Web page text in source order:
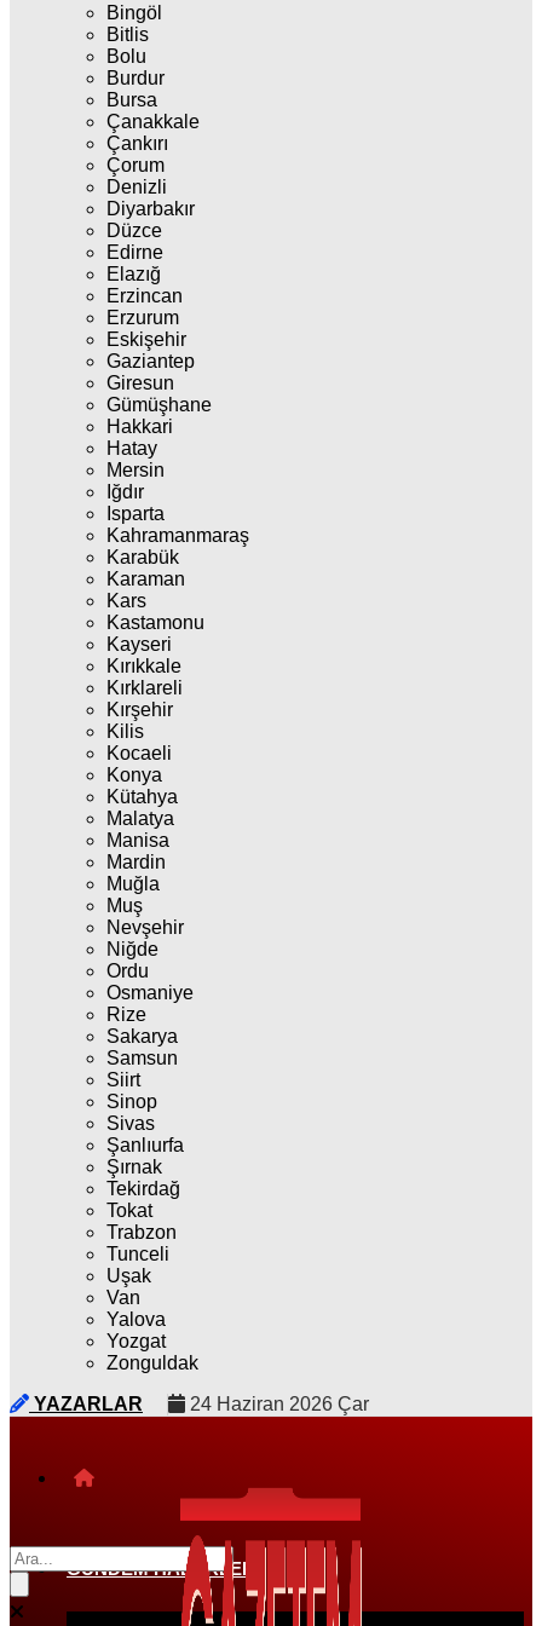
Bingöl
Bitlis
Bolu
Burdur
Bursa
Çanakkale
Çankırı
Çorum
Denizli
Diyarbakır
Düzce
Edirne
Elazığ
Erzincan
Erzurum
Eskişehir
Gaziantep
Giresun
Gümüşhane
Hakkari
Hatay
Mersin
Iğdır
Isparta
Kahramanmaraş
Karabük
Karaman
Kars
Kastamonu
Kayseri
Kırıkkale
Kırklareli
Kırşehir
Kilis
Kocaeli
Konya
Kütahya
Malatya
Manisa
Mardin
Muğla
Muş
Nevşehir
Niğde
Ordu
Osmaniye
Rize
Sakarya
Samsun
Siirt
Sinop
Sivas
Şanlıurfa
Şırnak
Tekirdağ
Tokat
Trabzon
Tunceli
Uşak
Van
Yalova
Yozgat
Zonguldak
YAZARLAR
24 Haziran 2026 Çar
GÜNDEM HABERLERI